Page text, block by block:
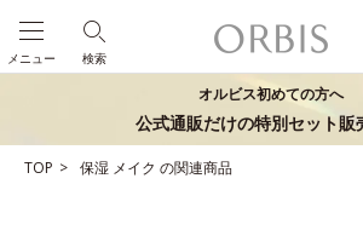
検索
メニュー
オルビス初めての方へ
公式通販だけの特別セット販
TOP 保湿 メイク の関連商品